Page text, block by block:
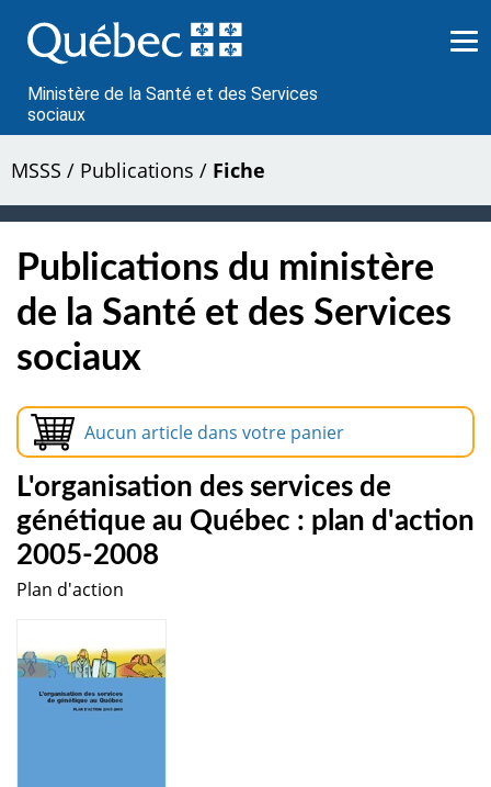
au
contenu
Ministère de la Santé et des Services
sociaux
MSSS / Publications / Fiche
Publications du ministère
de la Santé et des Services
sociaux
Aucun article dans votre panier
L'organisation des services de
génétique au Québec : plan d'action
2005-2008
Plan d'action